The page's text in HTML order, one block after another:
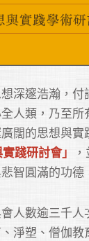
深邃浩瀚，
人類，乃至
闊的思想與
踐研討會」
智圓滿的功
人數逾三千
淨塑、僧伽